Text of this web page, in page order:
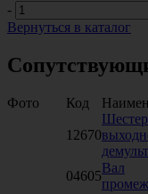
-
Вернуться в каталог
Фото Код
12670
04605
Вал